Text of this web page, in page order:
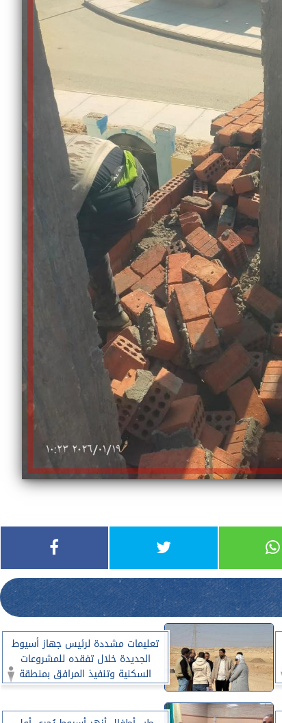
تعليمات مشددة لرئيس جهاز أسيوط
الجديدة خلال تفقده للمشروعات
السكنية وتنفيذ المرافق بمنطقة
1304 فدان